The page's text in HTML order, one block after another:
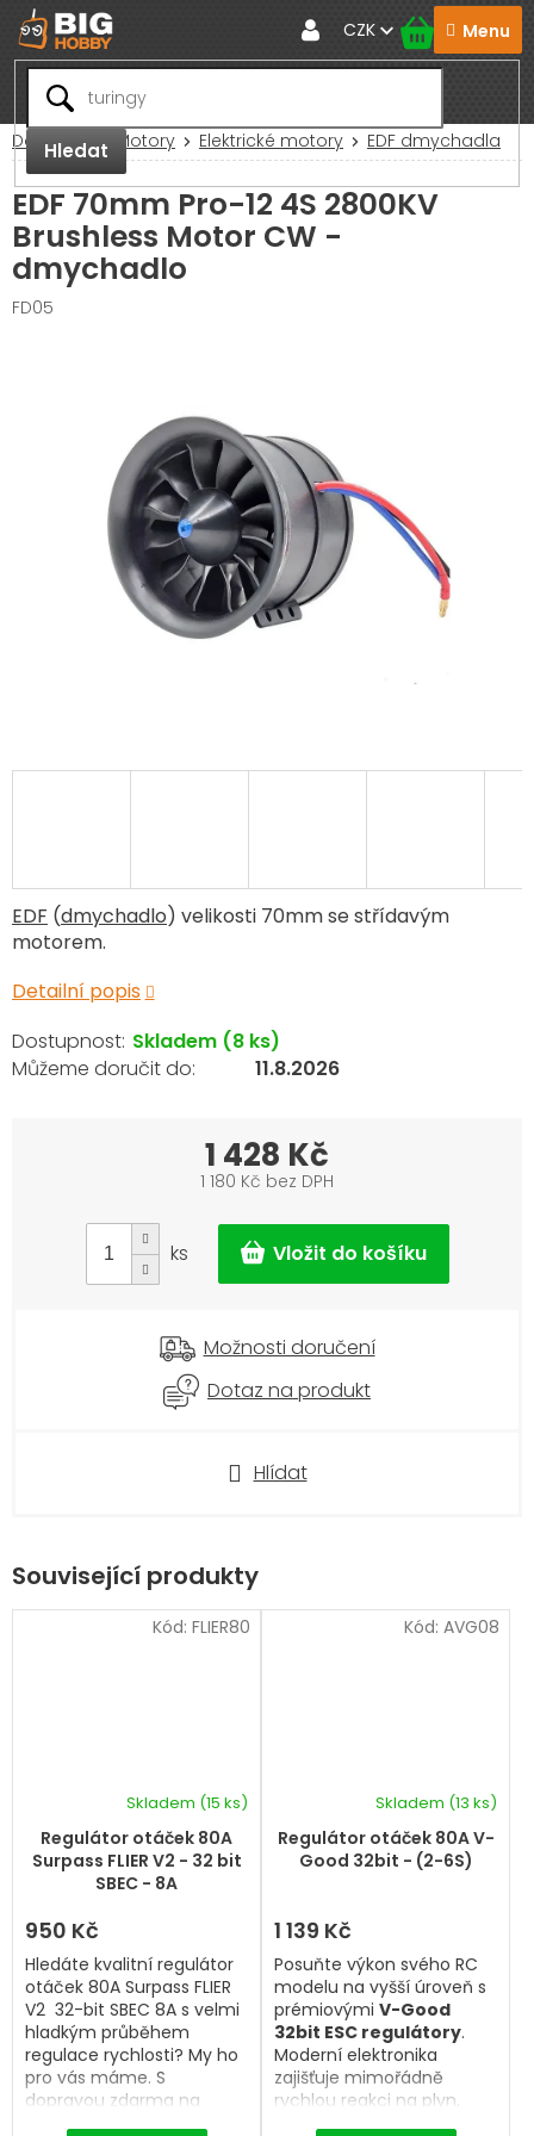
Přejít
na
obsah
Hledat
CZK
Domů RC Motory Elektrické motory EDF dmychadla
EDF 70mm Pro-12 4S 2800KV
Brushless Motor CW -
dmychadlo
FD05
EDF (dmychadlo) velikosti 70mm se střídavým
motorem.
Detailní popis
Hlídat
Skladem (8 ks)
11.8.2026
1 428 Kč
1 180 Kč bez DPH
cena:
ks
Možnosti doručení
Dotaz na produkt
Související produkty
Regulátor otáček 80A
Surpass FLIER V2 - 32 bit
SBEC - 8A
Skladem (15 ks)
950 Kč
Hledáte kvalitní regulátor
otáček 80A Surpass FLIER
V2 32-bit SBEC 8A s velmi
hladkým průběhem
regulace rychlosti? My ho
pro vás máme. S
dopravou zdarma na
BigHobby od 2 500 Kč.
Kód: FLIER80
Regulátor otáček 80A V-
Good 32bit - (2-6S)
Skladem (13 ks)
1 139 Kč
Posuňte výkon svého RC
modelu na vyšší úroveň s
prémiovými V-Good
32bit ESC regulátory.
Moderní elektronika
zajišťuje mimořádně
rychlou reakci na plyn,
přesné řízení střídavých
Kód: AVG08